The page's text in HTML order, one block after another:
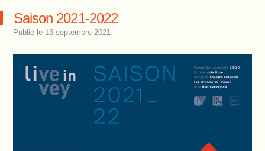
Saison 2021-2022
Publié le 13 septembre 2021